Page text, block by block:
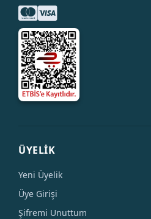
ÜYELİK
Yeni Üyelik
Üye Girişi
Şifremi Unuttum